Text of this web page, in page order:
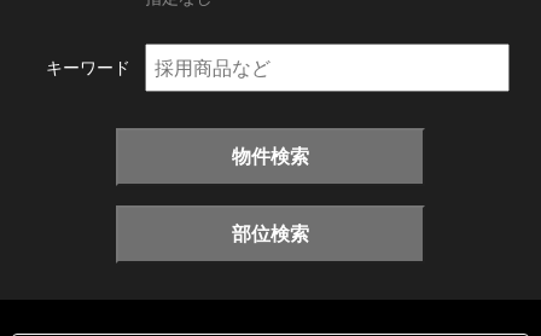
キーワード
物件検索
部位検索